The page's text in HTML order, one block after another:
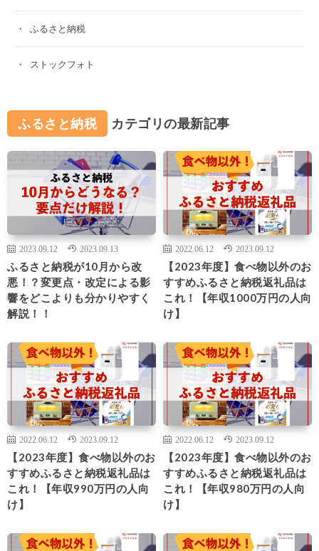
ふるさと納税
ストックフォト
ふるさと納税 カテゴリの最新記事
2023.09.12 2023.09.13
ふるさと納税が10月から改
悪！？変更点・改定による影
響をどこよりも分かりやすく
解説！！
2022.06.12 2023.09.12
【2023年度】食べ物以外のお
すすめふるさと納税返礼品は
これ！【年収1000万円の人向
け】
2022.06.12 2023.09.12
【2023年度】食べ物以外のお
すすめふるさと納税返礼品は
これ！【年収990万円の人向
け】
2022.06.12 2023.09.12
【2023年度】食べ物以外のお
すすめふるさと納税返礼品は
これ！【年収980万円の人向
け】